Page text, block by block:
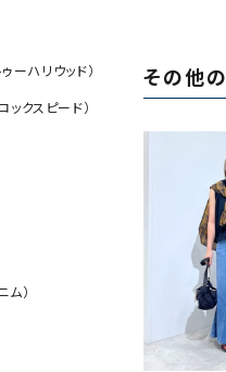
ーハリウッド）
ックスピード）
）
その他